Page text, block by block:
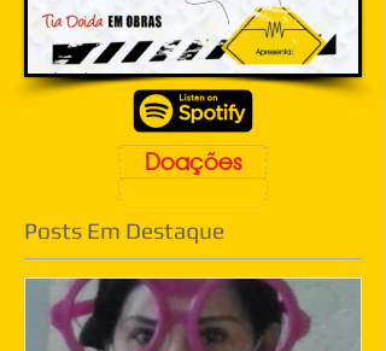
Doações
Posts Em Destaque